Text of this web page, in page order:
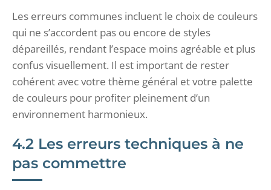
Les erreurs communes incluent le choix de couleurs
qui ne s’accordent pas ou encore de styles
dépareillés, rendant l’espace moins agréable et plus
confus visuellement. Il est important de rester
cohérent avec votre thème général et votre palette
de couleurs pour profiter pleinement d’un
environnement harmonieux.
4.2 Les erreurs techniques à ne
pas commettre